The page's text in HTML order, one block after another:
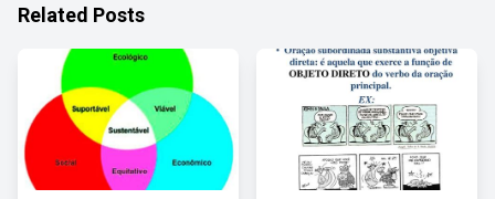
Related Posts